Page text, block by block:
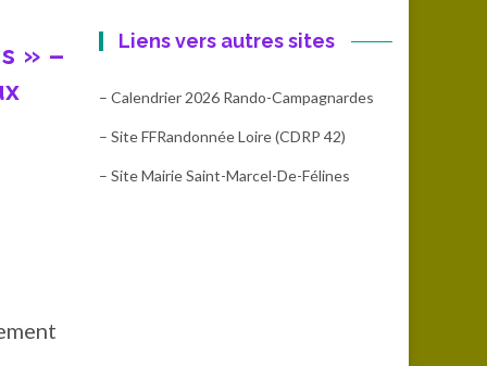
» –
Liens vers autres sites
– Calendrier 2026 Rando-Campagnardes
– Site FFRandonnée Loire (CDRP 42)
– Site Mairie Saint-Marcel-De-Félines